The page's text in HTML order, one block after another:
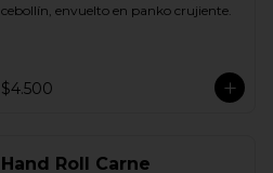
cebollín, envuelto en panko crujiente.
$4.500
Hand Roll Carne